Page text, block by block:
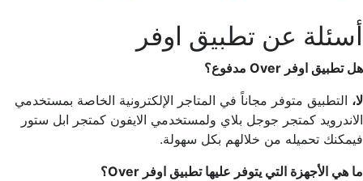
أسئلة عن تطبيق اوفر
هل تطبيق اوفر Over مدفوع؟
لا، التطبيق متوفر مجاناً في المتاجر الإلكترونية الخاصة بمستخدمي
الاندرويد كمتجر جوجل بلاي ولمستخدمي الايفون كمتجر ابل ستور
فيمكنك تحميله من خلالهم بكل سهولة.
ما هي الأجهزة التي يتوفر عليها تطبيق اوفر Over؟